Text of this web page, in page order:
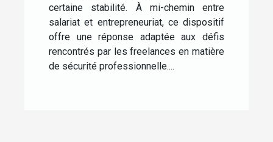
certaine stabilité. À mi-chemin entre
salariat et entrepreneuriat, ce dispositif
offre une réponse adaptée aux défis
rencontrés par les freelances en matière
de sécurité professionnelle....